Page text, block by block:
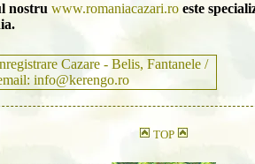
nostru www.romaniacazari.ro este
Cazare - Belis, Fantanele /
info@kerengo.ro
TOP